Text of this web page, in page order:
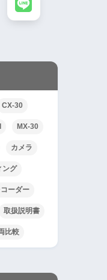
CX-30
MX-30
カメラ
ング
コーダー
取扱説明書
比較